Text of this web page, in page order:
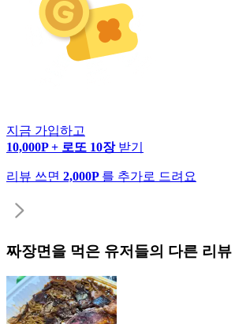
지금 가입하고
10,000P + 로또 10장 받기
리뷰 쓰면 2,000P 를 추가로 드려요
짜장면 을 먹은 유저들의 다른 리뷰